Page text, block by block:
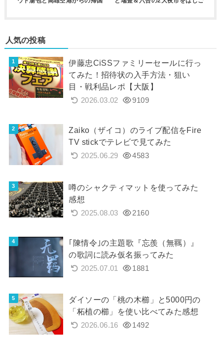
人気の投稿
伊藤忠CiSSファミリーセールに行っ
てみた！招待状の入手方法・狙い
目・戦利品レポ【大阪】
2026.03.02 9109
Zaiko（ザイコ）のライブ配信をFire
TV stickでテレビで見てみた
2025.06.29 4583
噂のシャクティマットを使ってみた
感想
2025.08.03 2160
｢陳情令｣の主題歌『忘羨（無羈）』
の歌詞に読み仮名振ってみた
2025.07.01 1881
ダイソーの「桃の木櫛」と5000円の
「柘植の櫛」を使い比べてみた感想
2026.06.16 1492